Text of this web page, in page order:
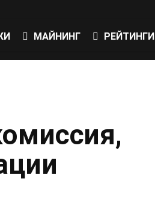
МАЙНИНГ РЕЙТИНГИ